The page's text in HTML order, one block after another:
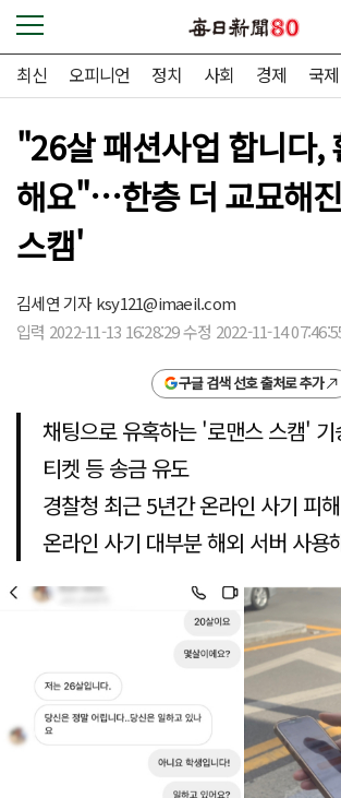
최신 오피니언 정치 사회 경제 국제
"26살 패션사업 합니다,
해요"…한층 더 교묘해
스캠'
김세연 기자ksy121@imaeil.com
입력 2022-11-13 16:28:29 수정 2022-11-14
구글 검색 선호 출처로 추가
채팅으로 유혹하는 '로맨스 스캠'
티켓 등 송금 유도
경찰청 최근 5년간 온라인 사기 피
온라인 사기 대부분 해외 서버 사용